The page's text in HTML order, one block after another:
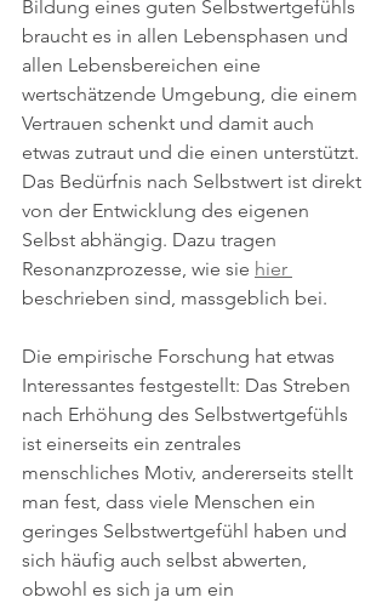
Bildung eines guten Selbstwertgefühls
braucht es in allen Lebensphasen und
allen Lebensbereichen eine
wertschätzende Umgebung, die einem
Vertrauen schenkt und damit auch
etwas zutraut und die einen unterstützt.
Das Bedürfnis nach Selbstwert ist direkt
von der Entwicklung des eigenen
Selbst abhängig. Dazu tragen
Resonanzprozesse, wie sie hier
beschrieben sind, massgeblich bei.
Die empirische Forschung hat etwas
Interessantes festgestellt: Das Streben
nach Erhöhung des Selbstwertgefühls
ist einerseits ein zentrales
menschliches Motiv, andererseits stellt
man fest, dass viele Menschen ein
geringes Selbstwertgefühl haben und
sich häufig auch selbst abwerten,
obwohl es sich ja um ein